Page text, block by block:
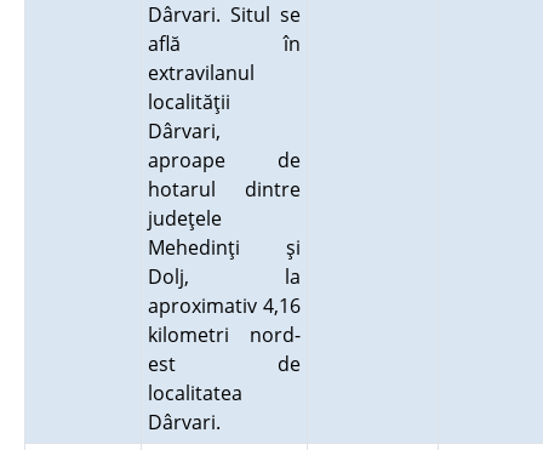
Dârvari. Situl se
află în
extravilanul
localităţii
Dârvari,
aproape de
hotarul dintre
judeţele
Mehedinţi şi
Dolj, la
aproximativ 4,16
kilometri nord-
est de
localitatea
Dârvari.